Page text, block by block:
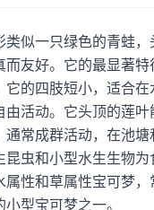
似一只绿色的青蛙
友好。它的最显著
的四肢短小，适合在
活动。它头顶的莲
常成群活动，在池
虫和小型水生生物为
性和草属性宝可梦